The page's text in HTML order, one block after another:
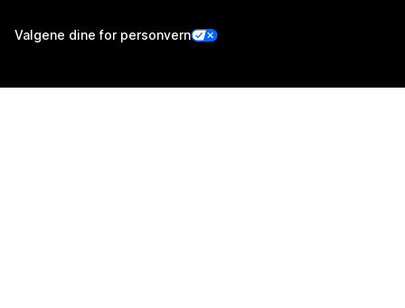
Valgene dine for personvern